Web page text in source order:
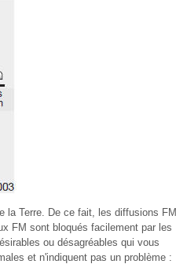
la Terre. De ce fait, les diffusions FM
FM sont bloqués facilement par les
ou désagréables qui vous
et n'indiquent pas un problème :